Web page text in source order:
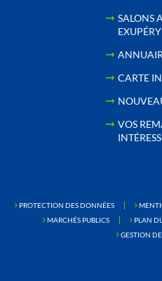
SALONS
EXUPÉRY
CARTE
VOS
PROTECTION DES DONNÉES
MARCHÉS PUBLICS
PLAN
GESTION